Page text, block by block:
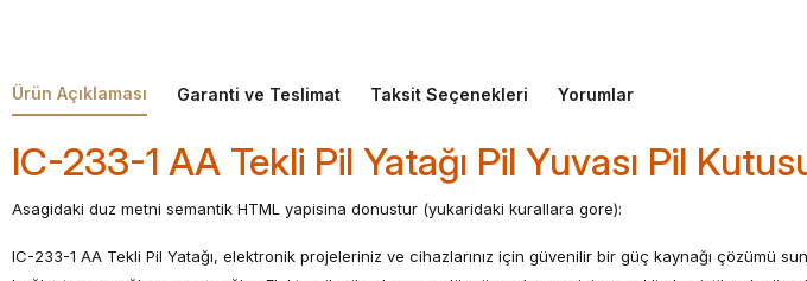
Ürün Açıklaması Garanti ve Teslimat Taksit Seçenekleri Yorumlar
IC-233-1 AA Tekli Pil Yatağı Pil Yuvası Pil
Asagidaki duz metni semantik HTML yapisina donustur (yukaridaki kurallara gore):
IC-233-1 AA Tekli Pil Yatağı, elektronik projeleriniz ve cihazlarınız için güvenilir bir güç kaynağı çözümü